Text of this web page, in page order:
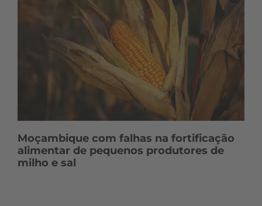
Moçambique com falhas na fortificação
alimentar de pequenos produtores de
milho e sal